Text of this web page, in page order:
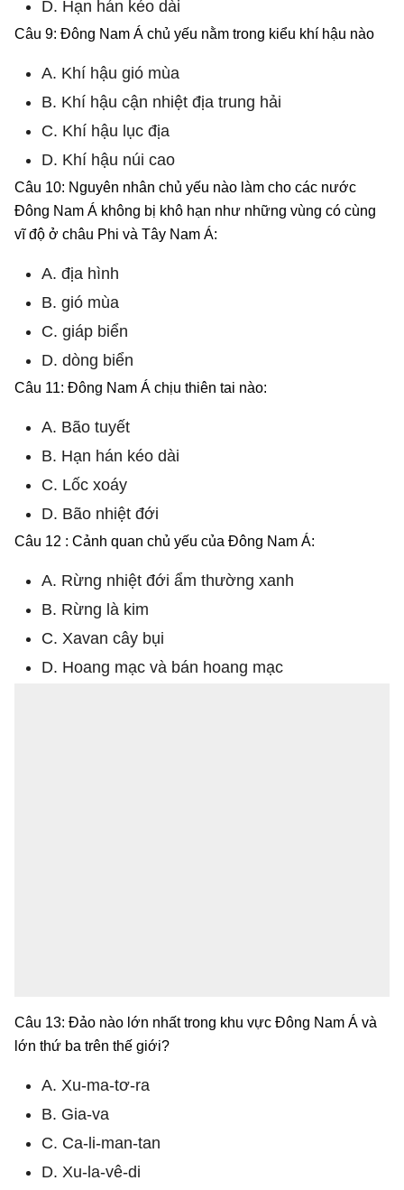
D. Hạn hán kéo dài
Câu 9: Đông Nam Á chủ yếu nằm trong kiểu khí hậu nào
A. Khí hậu gió mùa
B. Khí hậu cận nhiệt địa trung hải
C. Khí hậu lục địa
D. Khí hậu núi cao
Câu 10: Nguyên nhân chủ yếu nào làm cho các nước
Đông Nam Á không bị khô hạn như những vùng có cùng
vĩ độ ở châu Phi và Tây Nam Á:
A. địa hình
B. gió mùa
C. giáp biển
D. dòng biển
Câu 11: Đông Nam Á chịu thiên tai nào:
A. Bão tuyết
B. Hạn hán kéo dài
C. Lốc xoáy
D. Bão nhiệt đới
Câu 12 : Cảnh quan chủ yếu của Đông Nam Á:
A. Rừng nhiệt đới ẩm thường xanh
B. Rừng là kim
C. Xavan cây bụi
D. Hoang mạc và bán hoang mạc
Câu 13: Đảo nào lớn nhất trong khu vực Đông Nam Á và
lớn thứ ba trên thế giới?
A. Xu-ma-tơ-ra
B. Gia-va
C. Ca-li-man-tan
D. Xu-la-vê-di